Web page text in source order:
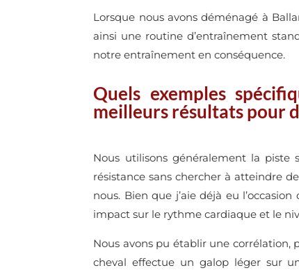
Lorsque nous avons déménagé à
ainsi une routine d’entraînement
notre entraînement en conséquence.
Quels exemples
meilleurs résultats pour
Nous utilisons généralement la piste
résistance sans chercher à atteindre
nous. Bien que j’aie déjà eu
impact sur le rythme cardiaque et le
Nous avons pu établir une corrélation,
cheval effectue un galop léger sur